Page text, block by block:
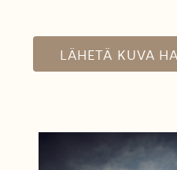
LÄHETÄ KUVA